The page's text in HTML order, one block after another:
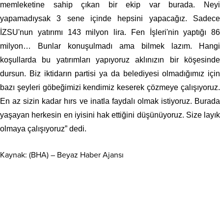
memleketine sahip çıkan bir ekip var burada. Neyi
yapamadıysak 3 sene içinde hepsini yapacağız. Sadece
İZSU'nun yatırımı 143 milyon lira. Fen İşleri'nin yaptığı 86
milyon… Bunlar konuşulmadı ama bilmek lazım. Hangi
koşullarda bu yatırımları yapıyoruz aklınızın bir köşesinde
dursun. Biz iktidarın partisi ya da belediyesi olmadığımız için
bazı şeyleri göbeğimizi kendimiz keserek çözmeye çalışıyoruz.
En az sizin kadar hırs ve inatla faydalı olmak istiyoruz. Burada
yaşayan herkesin en iyisini hak ettiğini düşünüyoruz. Size layık
olmaya çalışıyoruz” dedi.
Kaynak: (BHA) – Beyaz Haber Ajansı